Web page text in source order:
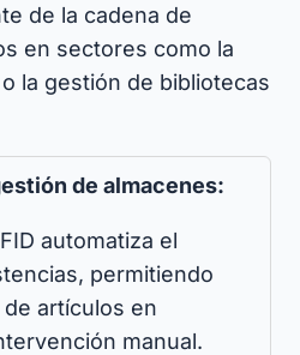
de la cadena de
en sectores como la
la gestión de bibliotecas
de almacenes:
automatiza el
permitiendo
artículos en
manual.